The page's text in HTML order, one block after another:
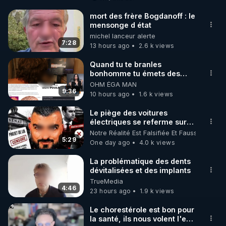
🌱 INSTAGRAM
https://www.instagram.com/rdlr_thierrycasasnovas/
http://rgnr.li/instagram
🌱 LA NEWSLETTER
Pour ne pas rater l’actualité RGNR (stages,
http://rgnr.li/news
🌱 VIDÉOS NON CENSURÉES SUR ODYSEE
Toutes les vidéos Youtube sont aussi sur la
http://rgnr.li/odysee
🌱 LES STAGES EN PRÉSENTIEL
7:28
mort des frère Bogdanoff : le
mensonge d état
michel lanceur alerte
13 hours ago
2.6 k views
9:36
Quand tu te branles
bonhomme tu émets des
ondes ils ont juste omis de
t'expliquer
OHM ÉGA MAN
10 hours ago
1.6 k views
5:29
Le piège des voitures
électriques se referme sur
les usagers !
Notre Réalité Est Falsifiée Et Fausse
One day ago
4.0 k views
4:46
La problématique des dents
dévitalisées et des implants
TrueMedia
23 hours ago
1.9 k views
Le chorestérole est bon pour
la santé, ils nous volent l'eau